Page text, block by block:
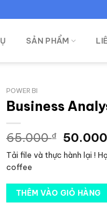
SẢN PHẨM
POWER BI
Business
65.000₫
Giá
gốc
là:
50.000
Tải file và thực hành lại !
coffee
THÊM VÀO GIỎ HÀNG